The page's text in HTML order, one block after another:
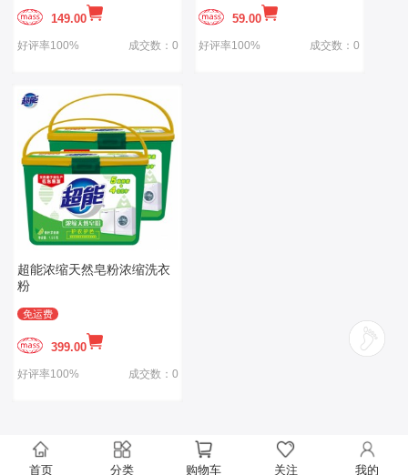
149.00
好评率100% 成交数：0
59.00
好评率100% 成交数：0
超能浓缩天然皂粉浓缩洗衣
粉
免运费
399.00
好评率100% 成交数：0
首页 分类 购物车 关注 我的